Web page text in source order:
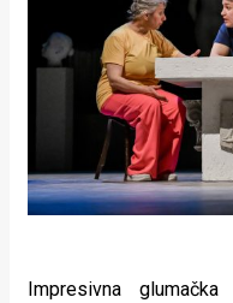
Impresivna